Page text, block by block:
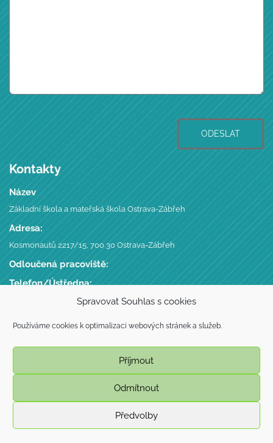
Spravovat Souhlas s cookies
Používáme cookies k optimalizaci webových stránek a služeb.
Příjmout
Odmítnout
Předvolby
ODESLAT
Kontakty
Název
Základní škola a mateřská škola Ostrava-Zábřeh
Adresa:
Kosmonautů 2217/15, 700 30 Ostrava-Zábřeh
Odloučená pracoviště:
Telefon/Ústředna:
70944687, CZ70944687,
webdesign